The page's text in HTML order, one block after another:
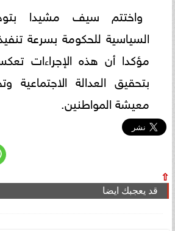
واختتم سيف مشيدا
السياسية للحكومة بسرعة
مؤكدا أن هذه الإجراءات
بتحقيق العدالة
معيشة المواطنين.
⇧
قد يعجبك ايضا